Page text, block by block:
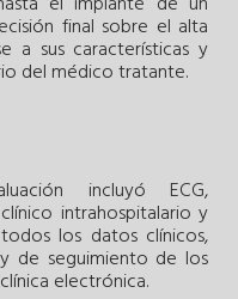
final sobre el alta
a sus características y
del médico tratante.
incluyó ECG,
intrahospitalario y
los datos clínicos,
de seguimiento de los
electrónica.